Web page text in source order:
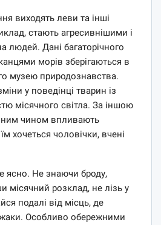
виходять леви та інші
стають агресивнішими і
людей. Дані багаторічного
морів зберігаються в
музею природознавства.
у поведінці тварин із
місячного світла. За іншою
чином впливають
хочеться чоловічки, вчені
ясно. Не знаючи броду,
місячний розклад, не лізь у
подалі від місць, де
Особливо обережними